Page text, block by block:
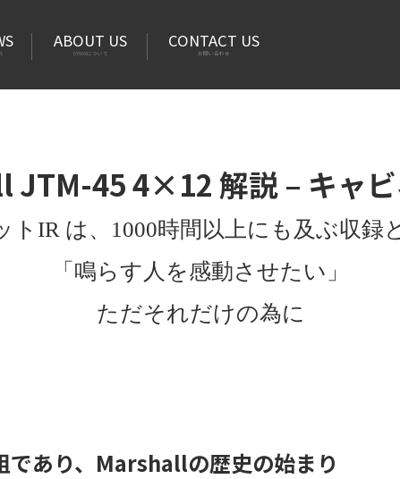
ABOUT US
DYNAXについて
CONTACT US
お問い合わせ
JTM-45 4×12 解説 – キャ
トIR は、1000時間以上にも及ぶ収録
「鳴らす人を感動させたい」
ただそれだけの為に
であり、Marshallの歴史の始まり